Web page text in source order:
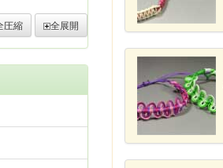
圧縮 全展開